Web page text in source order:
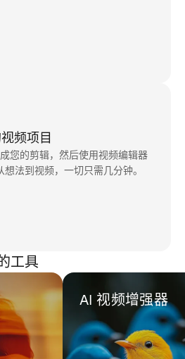
频项目
您的剪辑，然后使用视频编辑器
法到视频，一切只需几分钟。
工具
AI 视频增强器